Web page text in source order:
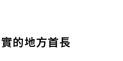
的地方首長